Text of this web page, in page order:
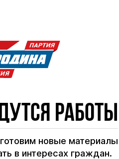
работы
новые материалы
в интересах граждан.